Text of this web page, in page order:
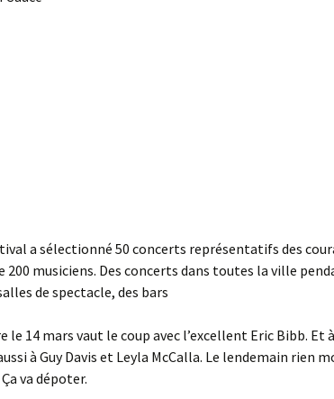
a sélectionné 50 concerts représentatifs des
200 musiciens. Des concerts dans toutes la ville
de spectacle, des bars
le 14 mars vaut le coup avec l’excellent Eric Bibb. Et
à Guy Davis et Leyla McCalla. Le lendemain rien
va dépoter.